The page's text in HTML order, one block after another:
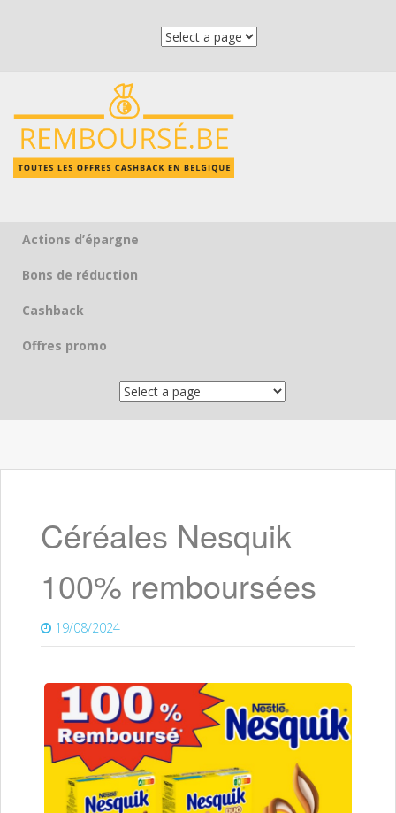
Skip to content
Actions d’épargne
Bons de réduction
Cashback
Offres promo
Céréales Nesquik
100% remboursées
19/08/2024